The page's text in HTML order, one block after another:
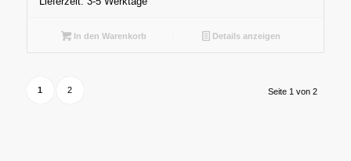
In den Warenkorb Details anzeigen
Seite 1 von 2
1 2